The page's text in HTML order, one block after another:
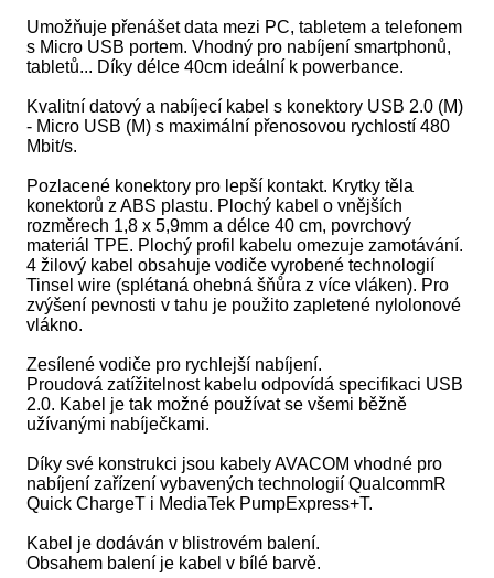
Umožňuje přenášet data mezi PC, tabletem a telefonem
s Micro USB portem. Vhodný pro nabíjení smartphonů,
tabletů... Díky délce 40cm ideální k powerbance.
Kvalitní datový a nabíjecí kabel s konektory USB 2.0 (M)
- Micro USB (M) s maximální přenosovou rychlostí 480
Mbit/s.
Pozlacené konektory pro lepší kontakt. Krytky těla
konektorů z ABS plastu. Plochý kabel o vnějších
rozměrech 1,8 x 5,9mm a délce 40 cm, povrchový
materiál TPE. Plochý profil kabelu omezuje zamotávání.
4 žilový kabel obsahuje vodiče vyrobené technologií
Tinsel wire (splétaná ohebná šňůra z více vláken). Pro
zvýšení pevnosti v tahu je použito zapletené nylolonové
vlákno.
Zesílené vodiče pro rychlejší nabíjení.
Proudová zatížitelnost kabelu odpovídá specifikaci USB
2.0. Kabel je tak možné používat se všemi běžně
užívanými nabíječkami.
Díky své konstrukci jsou kabely AVACOM vhodné pro
nabíjení zařízení vybavených technologií QualcommR
Quick ChargeT i MediaTek PumpExpress+T.
Kabel je dodáván v blistrovém balení.
Obsahem balení je kabel v bílé barvě.